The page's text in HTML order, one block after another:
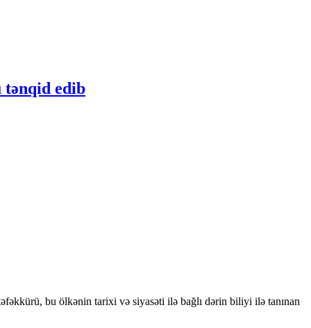
tənqid edib
bu ölkənin tarixi və siyasəti ilə bağlı dərin biliyi ilə tanınan